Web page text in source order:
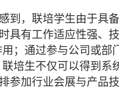
到，联培学生由于具
具有工作适应性强、
；通过参与公司或部
培生不仅可以得到系
加行业会展与产品技